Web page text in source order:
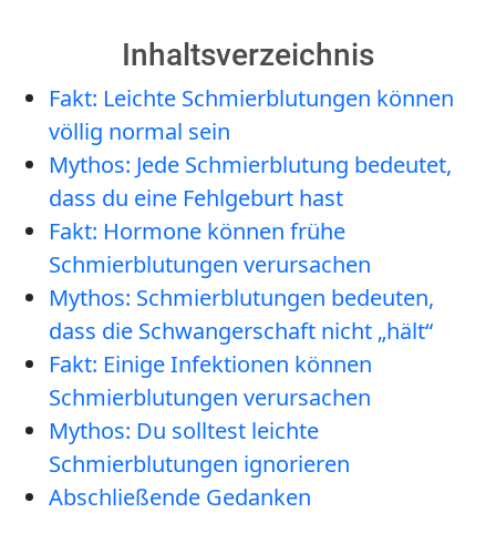
Inhaltsverzeichnis
Fakt: Leichte Schmierblutungen können
völlig normal sein
Mythos: Jede Schmierblutung bedeutet,
dass du eine Fehlgeburt hast
Fakt: Hormone können frühe
Schmierblutungen verursachen
Mythos: Schmierblutungen bedeuten,
dass die Schwangerschaft nicht „hält“
Fakt: Einige Infektionen können
Schmierblutungen verursachen
Mythos: Du solltest leichte
Schmierblutungen ignorieren
Abschließende Gedanken